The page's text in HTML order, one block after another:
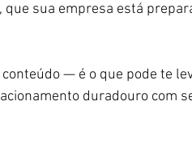
que sua empresa está
— é o que pode te
duradouro com